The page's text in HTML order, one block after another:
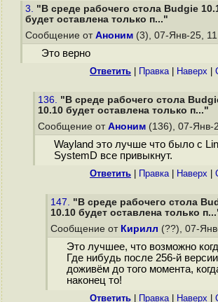
3. "В среде рабочего стола Budgie
будет оставлена только п..."
Сообщение от Аноним (3), 07-Янв-25,
Это верно
Ответить Правка| Наверх
136. "В среде рабочего стола
10.10 будет оставлена только п..."
Сообщение от Аноним (136), 07-Янв-
Wayland это лучше что было с
SystemD все привыкнут.
Ответить Правка| Наверх
147. "В среде рабочего стола
10.10 будет оставлена только
Сообщение от Кирилл (??), 07-
Это лучшее, что возможно
Где нибудь после 256-й
доживём до того момента,
наконец то!
Ответить Правка| Наверх